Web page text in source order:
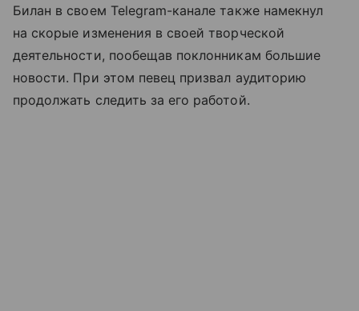
Билан в своем Telegram-канале также намекнул
на скорые изменения в своей творческой
деятельности, пообещав поклонникам большие
новости. При этом певец призвал аудиторию
продолжать следить за его работой.